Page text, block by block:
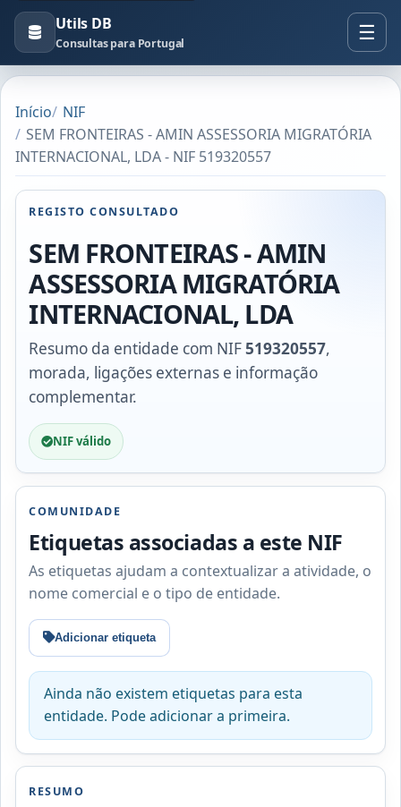
Utils DB
Consultas para Portugal
Início
NIF
SEM FRONTEIRAS - AMIN ASSESSORIA MIGRATÓRIA
INTERNACIONAL, LDA - NIF 519320557
REGISTO CONSULTADO
SEM FRONTEIRAS - AMIN
ASSESSORIA MIGRATÓRIA
INTERNACIONAL, LDA
Resumo da entidade com NIF519320557,
morada, ligações externas e informação
complementar.
NIF válido
COMUNIDADE
Etiquetas associadas a este NIF
As etiquetas ajudam a contextualizar a atividade, o
nome comercial e o tipo de entidade.
Adicionar etiqueta
Ainda não existem etiquetas para esta
entidade. Pode adicionar a primeira.
RESUMO